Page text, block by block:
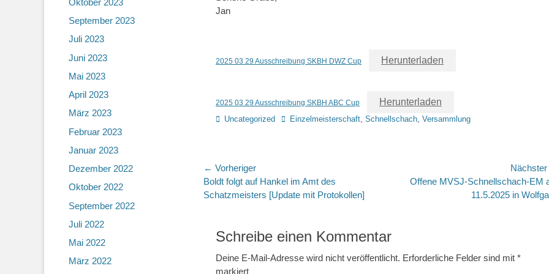
Jan
2025 03 29 Ausschreibung SKBH DWZ Cup Herunterladen
2025 03 29 Ausschreibung SKBH ABC Cup Herunterladen
Kategorien
Uncategorized Schlagworte
Einzelmeisterschaft, Schnellschach, Versammlung
Beitragsnavigation
← Vorheriger
Vorheriger
Beitrag:
Boldt folgt auf Hankel im Amt des
Schatzmeisters [Update mit Protokollen]
NächsterOffene MVSJ-Schnellschach-EM
11.5.2025 in
Schreibe einen Kommentar
Deine E-Mail-Adresse wird nicht veröffentlicht. Erforderliche Felder sind mit *
markiert
September 2023
Juli 2023
Juni 2023
Mai 2023
April 2023
März 2023
Februar 2023
Januar 2023
Dezember 2022
Oktober 2022
September 2022
Juli 2022
Mai 2022
März 2022